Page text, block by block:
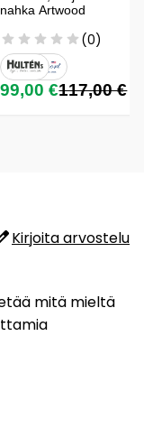
nahka Artwood
(0)
99,00 €117,00 €
Kirjoita arvostelu
mitä mieltä